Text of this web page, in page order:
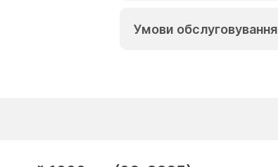
Умови обслуговування